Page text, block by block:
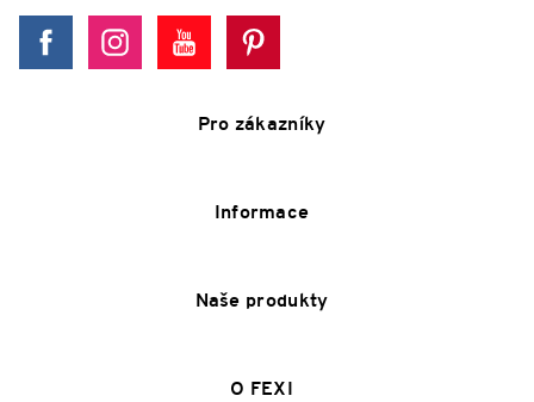
Pro zákazníky
Informace
Naše produkty
O FEXI